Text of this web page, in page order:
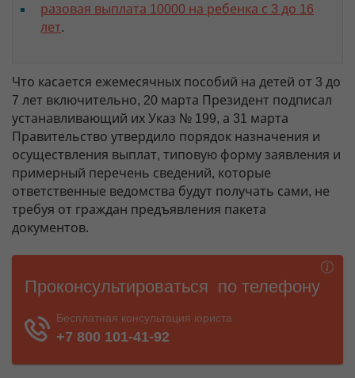
разовая выплата 10000 на ребенка с 3 до 16
лет.
Что касается ежемесячных пособий на детей от 3 до
7 лет включительно, 20 марта Президент подписал
устанавливающий их Указ № 199, а 31 марта
Правительство утвердило порядок назначения и
осуществления выплат, типовую форму заявления и
примерный перечень сведений, которые
ответственные ведомства будут получать сами, не
требуя от граждан предъявления пакета
документов.